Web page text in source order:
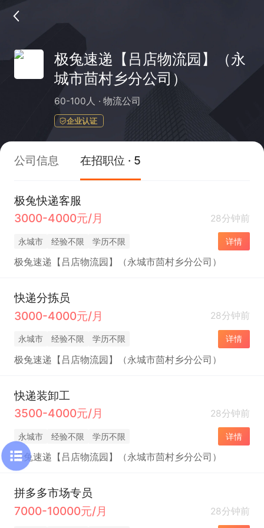
极兔速递【吕店物流园】（永
城市茴村乡分公司）
60-100人 物流公司
企业认证
公司信息 在招职位 · 5
极兔快递客服
3000-4000元/月
28分钟前
永城市 经验不限 学历不限 详情
极兔速递【吕店物流园】（永城市茴村乡分公司）
快递分拣员
3000-4000元/月
28分钟前
永城市 经验不限 学历不限 详情
极兔速递【吕店物流园】（永城市茴村乡分公司）
快递装卸工
3500-4000元/月
28分钟前
永城市 经验不限 学历不限 详情
极兔速递【吕店物流园】（永城市茴村乡分公司）
拼多多市场专员
7000-10000元/月
28分钟前